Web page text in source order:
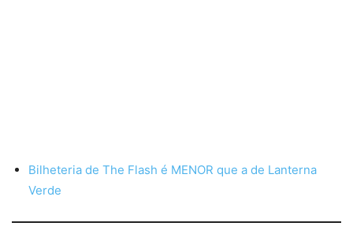
Bilheteria de The Flash é MENOR que a de Lanterna
Verde